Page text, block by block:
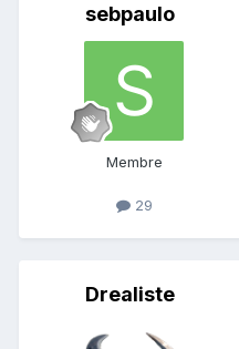
sebpaulo
Membre
29
Drealiste